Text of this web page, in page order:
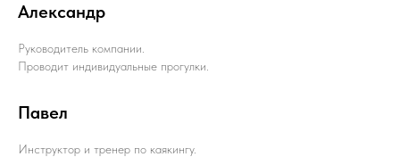
Александр
Руководитель компании.
Проводит индивидуальные прогулки.
Павел
Инструктор и тренер по каякингу.